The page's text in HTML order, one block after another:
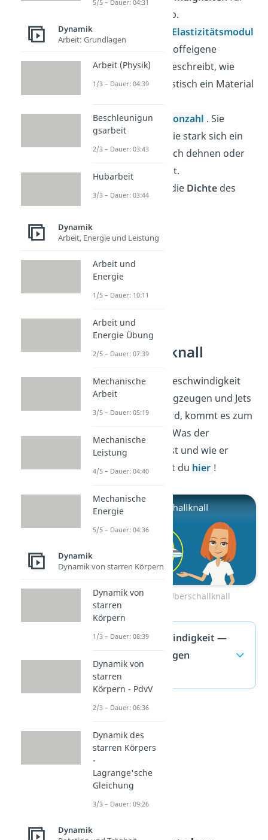
den Wellentyp.
Elastizitätsmodul
aus. Dieser stoffeigene
Zahlenwert beschreibt, wie
steif oder elastisch ein Material
νist diePoissonzahl . Sie
drückt aus, wie stark sich ein
Material seitlich dehnen oder
stauchen lässt.
beschreibt die Dichtedes
Überschallknall
Wenn die Schallgeschwindigkeit
von schnellen Flugzeugen und Jets
überschritten wird, kommt es zum
. Was der
Überschallknall ist und wie er
entsteht, erfährst du hier !
Zum Video: Überschallknall
Schallgeschwindigkeit —
häufigste Fragen
(ausklappen)
5/5 – Dauer: 04:31
Dynamik
Arbeit: Grundlagen
Arbeit (Physik)
1/3 – Dauer: 04:39
Beschleunigun
gsarbeit
2/3 – Dauer: 03:43
Hubarbeit
3/3 – Dauer: 03:44
Dynamik
Arbeit, Energie und Leistung
Arbeit und
Energie
1/5 – Dauer: 10:11
Arbeit und
Energie Übung
2/5 – Dauer: 07:39
Mechanische
Arbeit
3/5 – Dauer: 05:19
Mechanische
Leistung
4/5 – Dauer: 04:40
Mechanische
Energie
5/5 – Dauer: 04:36
Dynamik
Dynamik von starren Körpern
Dynamik von
starren
Körpern
1/3 – Dauer: 08:39
Dynamik von
starren
Körpern - PdvV
2/3 – Dauer: 06:36
Dynamik des
starren Körpers
-
Lagrange'sche
Gleichung
3/3 – Dauer: 09:26
Dynamik